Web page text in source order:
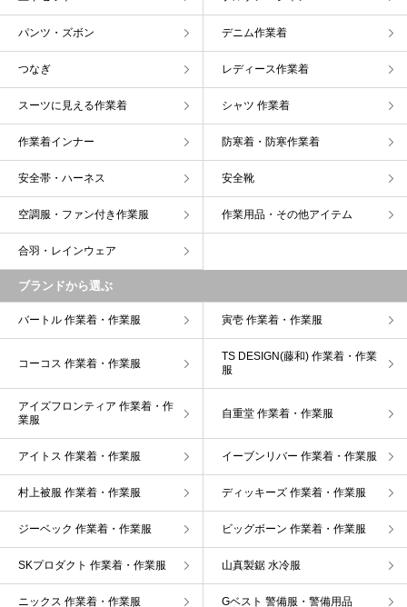
パンツ・ズボン デニム作業着
つなぎ レディース作業着
スーツに見える作業着 シャツ 作業着
作業着インナー 防寒着・防寒作業着
安全帯・ハーネス 安全靴
空調服・ファン付き作業服 作業用品・その他アイテム
合羽・レインウェア
ブランドから選ぶ
バートル 作業着・作業服 寅壱 作業着・作業服
コーコス 作業着・作業服
TS DESIGN(藤和) 作業着・作業
服
アイズフロンティア 作業着・作
業服
自重堂 作業着・作業服
アイトス 作業着・作業服 イーブンリバー 作業着・作業服
村上被服 作業着・作業服 ディッキーズ 作業着・作業服
ジーベック 作業着・作業服 ビッグボーン 作業着・作業服
SKプロダクト 作業着・作業服 山真製鋸 水冷服
ニックス 作業着・作業服 Gベスト 警備服・警備用品